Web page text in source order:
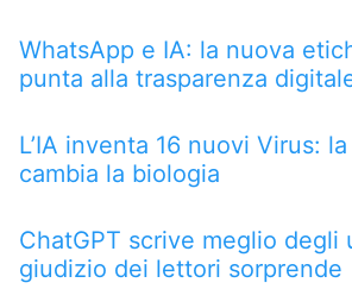
WhatsApp e IA: la nuova
punta alla trasparenza
L’IA inventa 16 nuovi Virus:
cambia la biologia
ChatGPT scrive meglio degli
giudizio dei lettori sorprende